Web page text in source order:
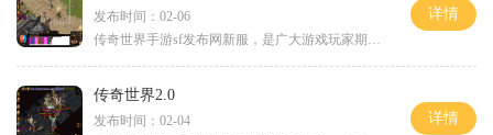
发布时间：02-06
传奇世界手游sf发布网新服，是广大游戏玩家期待已久的全新版本。作为传奇世界手游的重要更新之一，新服将带来更多精彩的游戏内容和全新的玩法，让玩家们继续在这个经典的游戏世
详情
传奇世界2.0
发布时间：02-04
详情